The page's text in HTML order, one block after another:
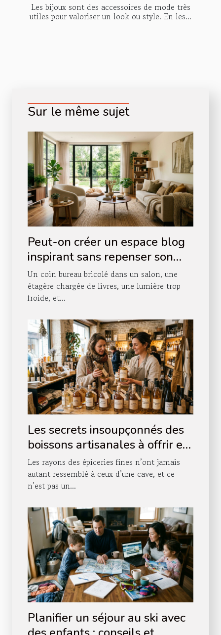
Les bijoux sont des accessoires de mode très
utiles pour valoriser un look ou style. En les...
Sur le même sujet
Peut-on créer un espace blog
inspirant sans repenser son
agencement intérieur ?
Un coin bureau bricolé dans un salon, une
étagère chargée de livres, une lumière trop
froide, et...
Les secrets insoupçonnés des
boissons artisanales à offrir en
boutique
Les rayons des épiceries fines n’ont jamais
autant ressemblé à ceux d’une cave, et ce
n’est pas un...
Planifier un séjour au ski avec